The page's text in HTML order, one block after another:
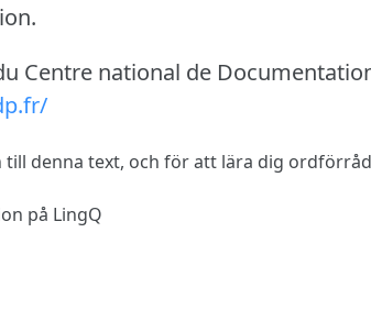
Centre national de
till denna text, och för att lära dig
på LingQ